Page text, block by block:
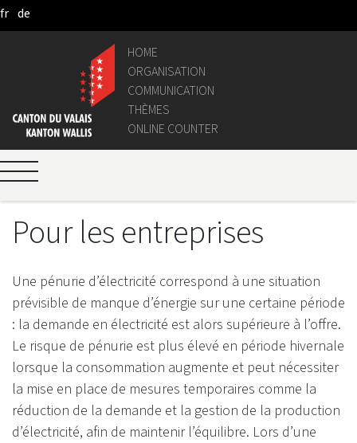
Skip to Main Content
fr de
HOME
ORGANISATION
COMMUNICATION
THÈMES
ONLINE COUNTER
Pour les entreprises
Une pénurie d’électricité correspond à une situation
prévisible de manque d’énergie sur une certaine période
: la demande en électricité est alors supérieure à l’offre.
Le risque de pénurie est plus élevé en période hivernale
lorsque la consommation augmente et peut nécessiter
la mise en place de mesures temporaires comme la
réduction de la demande et la gestion de la production
d’électricité, afin de maintenir l’équilibre. Lors d’une